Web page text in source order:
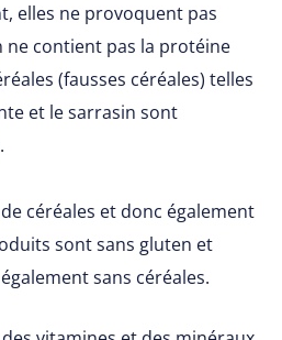
elles ne provoquent pas
ne contient pas la protéine
(fausses céréales) telles
et le sarrasin sont
céréales et donc également
sont sans gluten et
sans céréales.